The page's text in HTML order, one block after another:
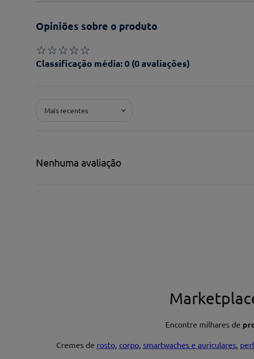
Opiniões sobre o produto
☆☆☆☆☆
Classificação média: 0 (0 avaliações)
Pontuação*
Mais recentes
Nenhuma avaliação
Encontre milhares de
Cremes de rosto, corpo, smartwaches e auriculares,